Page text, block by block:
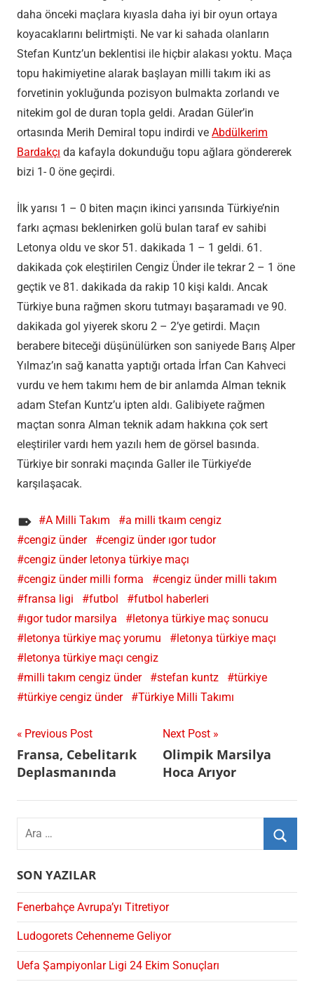
daha önceki maçlara kıyasla daha iyi bir oyun ortaya
koyacaklarını belirtmişti. Ne var ki sahada olanların
Stefan Kuntz’un beklentisi ile hiçbir alakası yoktu. Maça
topu hakimiyetine alarak başlayan milli takım iki as
forvetinin yokluğunda pozisyon bulmakta zorlandı ve
nitekim gol de duran topla geldi. Aradan Güler’in
ortasında Merih Demiral topu indirdi ve Abdülkerim
Bardakçı da kafayla dokunduğu topu ağlara göndererek
bizi 1- 0 öne geçirdi.
İlk yarısı 1 – 0 biten maçın ikinci yarısında Türkiye’nin
farkı açması beklenirken golü bulan taraf ev sahibi
Letonya oldu ve skor 51. dakikada 1 – 1 geldi. 61.
dakikada çok eleştirilen Cengiz Ünder ile tekrar 2 – 1 öne
geçtik ve 81. dakikada da rakip 10 kişi kaldı. Ancak
Türkiye buna rağmen skoru tutmayı başaramadı ve 90.
dakikada gol yiyerek skoru 2 – 2’ye getirdi. Maçın
berabere biteceği düşünülürken son saniyede Barış Alper
Yılmaz’ın sağ kanatta yaptığı ortada İrfan Can Kahveci
vurdu ve hem takımı hem de bir anlamda Alman teknik
adam Stefan Kuntz’u ipten aldı. Galibiyete rağmen
maçtan sonra Alman teknik adam hakkına çok sert
eleştiriler vardı hem yazılı hem de görsel basında.
Türkiye bir sonraki maçında Galler ile Türkiye’de
karşılaşacak.
A Milli Takım
a milli tkaım cengiz
cengiz ünder
cengiz ünder ıgor tudor
cengiz ünder letonya türkiye maçı
cengiz ünder milli forma
cengiz ünder milli takım
fransa ligi
futbol
futbol haberleri
ıgor tudor marsilya
letonya türkiye maç sonucu
letonya türkiye maç yorumu
letonya türkiye maçı
letonya türkiye maçı cengiz
milli takım cengiz ünder
stefan kuntz
türkiye
türkiye cengiz ünder
Türkiye Milli Takımı
Yazı
gezinmesi
Previous Post
Fransa, Cebelitarık
Deplasmanında
Next Post
Olimpik Marsilya
Hoca Arıyor
Search
for:
SON YAZILAR
Fenerbahçe Avrupa’yı Titretiyor
Ludogorets Cehenneme Geliyor
Uefa Şampiyonlar Ligi 24 Ekim Sonuçları